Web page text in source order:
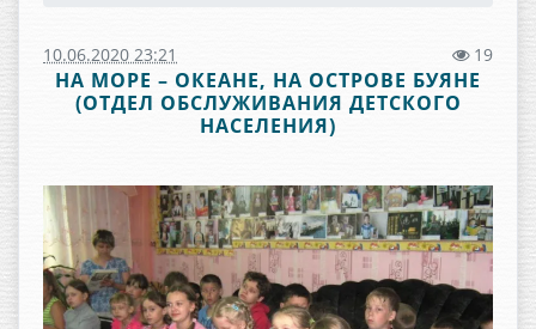
10.06.2020 23:21 19
НА МОРЕ – ОКЕАНЕ, НА ОСТРОВЕ БУЯНЕ
(ОТДЕЛ ОБСЛУЖИВАНИЯ ДЕТСКОГО
НАСЕЛЕНИЯ)